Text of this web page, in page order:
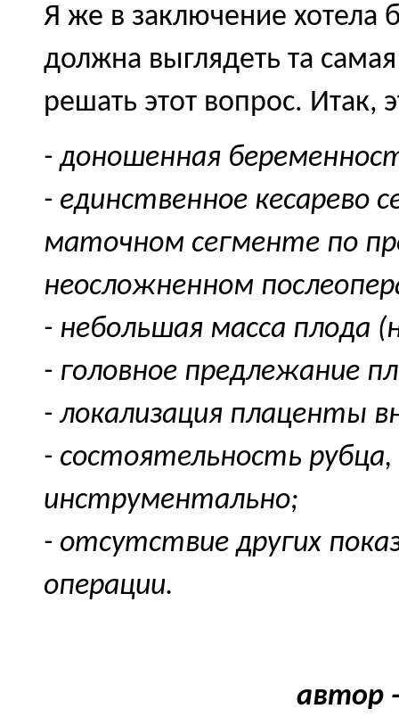
Я же в заключение хотела
должна выглядеть та
решать этот вопрос. Итак,
- доношенная
- единственное кесарево
маточном сегменте по
неосложненном
- небольшая масса плода
- головное предлежание
- локализация плаценты
- состоятельность
инструментально;
- отсутствие других
операции.
автор